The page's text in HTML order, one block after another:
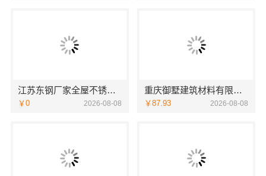
江苏东钢厂家全屋不锈钢定制生产基地兴化，选江苏东钢金属科技有限公司
￥0 2026-08-08
重庆御墅建筑材料有限公司别墅环保材料多少钱
￥87.93 2026-08-08